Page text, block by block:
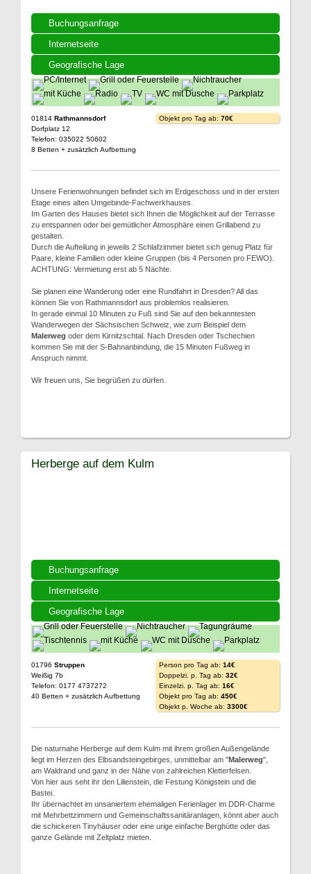
Buchungsanfrage
Internetseite
Geografische Lage
01814 Rathmannsdorf
Dorfplatz 12
Telefon: 035022 50602
8 Betten + zusätzlich Aufbettung
Objekt pro Tag ab: 70€
Unsere Ferienwohnungen befindet sich im Erdgeschoss und in der ersten
Etage eines alten Umgebinde-Fachwerkhauses.
Im Garten des Hauses bietet sich Ihnen die Möglichkeit auf der Terrasse
zu entspannen oder bei gemütlicher Atmosphäre einen Grillabend zu
gestalten.
Durch die Aufteilung in jeweils 2 Schlafzimmer bietet sich genug Platz für
Paare, kleine Familien oder kleine Gruppen (bis 4 Personen pro FEWO).
ACHTUNG: Vermietung erst ab 5 Nächte.
Sie planen eine Wanderung oder eine Rundfahrt in Dresden? All das
können Sie von Rathmannsdorf aus problemlos realisieren.
In gerade einmal 10 Minuten zu Fuß sind Sie auf den bekanntesten
Wanderwegen der Sächsischen Schweiz, wie zum Beispiel dem
Malerweg oder dem Kirnitzschtal. Nach Dresden oder Tschechien
kommen Sie mit der S-Bahnanbindung, die 15 Minuten Fußweg in
Anspruch nimmt.
Wir freuen uns, Sie begrüßen zu dürfen.
Buchungsanfrage
Internetseite
Geografische Lage
Herberge auf dem Kulm
01796 Struppen
Weißig 7b
Telefon: 0177 4737272
40 Betten + zusätzlich Aufbettung
Person pro Tag ab: 14€
Doppelzi. p. Tag ab: 32€
Einzelzi. p. Tag ab: 16€
Objekt pro Tag ab: 450€
Objekt p. Woche ab: 3300€
Die naturnahe Herberge auf dem Kulm mit ihrem großen Außengelände
liegt im Herzen des Elbsandsteingebirges, unmittelbar am "Malerweg",
am Waldrand und ganz in der Nähe von zahlreichen Kletterfelsen.
Von hier aus seht ihr den Lilienstein, die Festung Königstein und die
Bastei.
Ihr übernachtet im unsaniertem ehemaligen Ferienlager im DDR-Charme
mit Mehrbettzimmern und Gemeinschaftssanitäranlagen, könnt aber auch
die schickeren Tinyhäuser oder eine urige einfache Berghütte oder das
ganze Gelände mit Zeltplatz mieten.